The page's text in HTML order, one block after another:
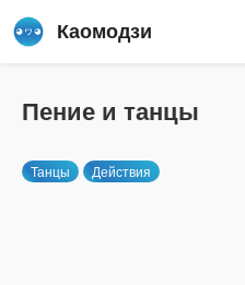
Каомодзи
Пение и танцы
Танцы Действия